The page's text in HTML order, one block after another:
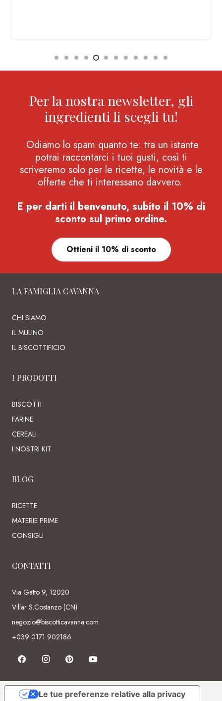
Per la nostra newsletter, gli
ingredienti li scegli tu!
Odiamo lo spam quanto te: tra un istante
potrai raccontarci i tuoi gusti, così ti
scriveremo solo per le ricette, le novità e le
offerte che ti interessano davvero.
E per darti il benvenuto, subito il 10% di
sconto sul primo ordine.
Ottieni il 10% di sconto
LA FAMIGLIA CAVANNA
CHI SIAMO
IL MULINO
IL BISCOTTIFICIO
I PRODOTTI
BISCOTTI
FARINE
CEREALI
I NOSTRI KIT
BLOG
RICETTE
MATERIE PRIME
CONSIGLI
CONTATTI
Via Gatto 9, 12020
Villar S.Costanzo (CN)
negozio@biscotticavanna.com
+039 0171 902186
Le tue preferenze relative alla privacy